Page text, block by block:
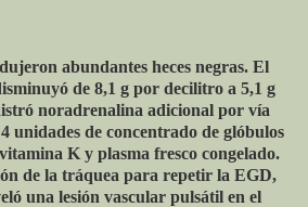
abundantes heces negras. El
de 8,1 g por decilitro a 5,1 g
noradrenalina adicional por vía
unidades de concentrado de glóbulos
K y plasma fresco congelado.
de la tráquea para repetir la EGD,
una lesión vascular pulsátil en el